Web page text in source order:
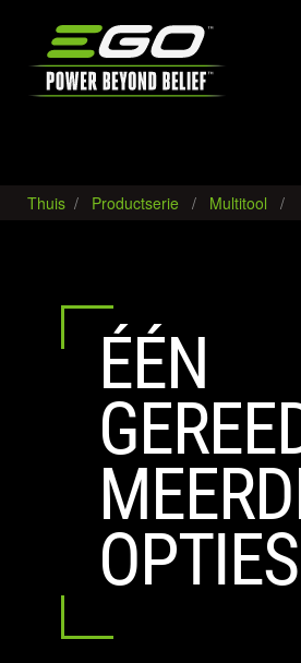
Thuis Productserie Multitool
ÉÉN
OPTIES